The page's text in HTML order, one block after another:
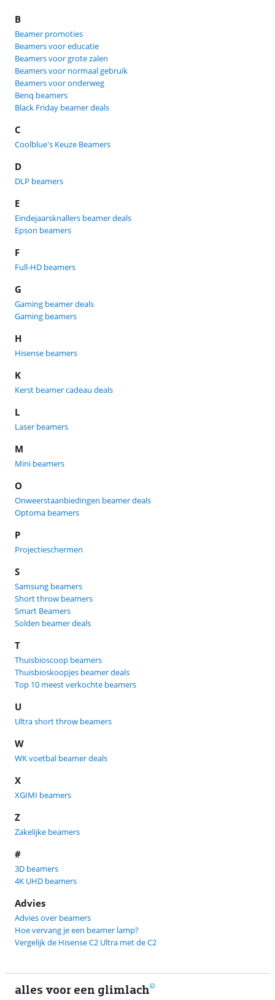
B
Beamer promoties
Beamers voor educatie
Beamers voor grote zalen
Beamers voor normaal gebruik
Beamers voor onderweg
Benq beamers
Black Friday beamer deals
C
Coolblue's Keuze Beamers
D
DLP beamers
E
Eindejaarsknallers beamer deals
Epson beamers
F
Full-HD beamers
G
Gaming beamer deals
Gaming beamers
H
Hisense beamers
K
Kerst beamer cadeau deals
L
Laser beamers
M
Mini beamers
O
Onweerstaanbiedingen beamer deals
Optoma beamers
P
Projectieschermen
S
Samsung beamers
Short throw beamers
Smart Beamers
Solden beamer deals
T
Thuisbioscoop beamers
Thuisbioskoopjes beamer deals
Top 10 meest verkochte beamers
U
Ultra short throw beamers
W
WK voetbal beamer deals
X
XGIMI beamers
Z
Zakelijke beamers
#
3D beamers
4K UHD beamers
Advies
Advies over beamers
Hoe vervang je een beamer lamp?
Vergelijk de Hisense C2 Ultra met de C2
alles voor een glimlach